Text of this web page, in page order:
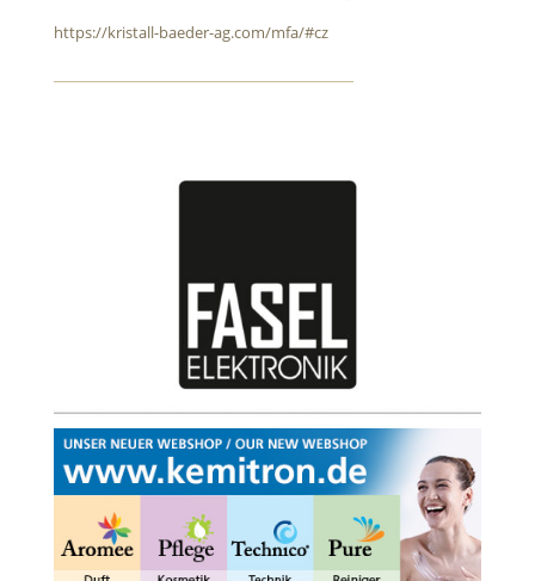
https://kristall-baeder-ag.com/mfa/#cz